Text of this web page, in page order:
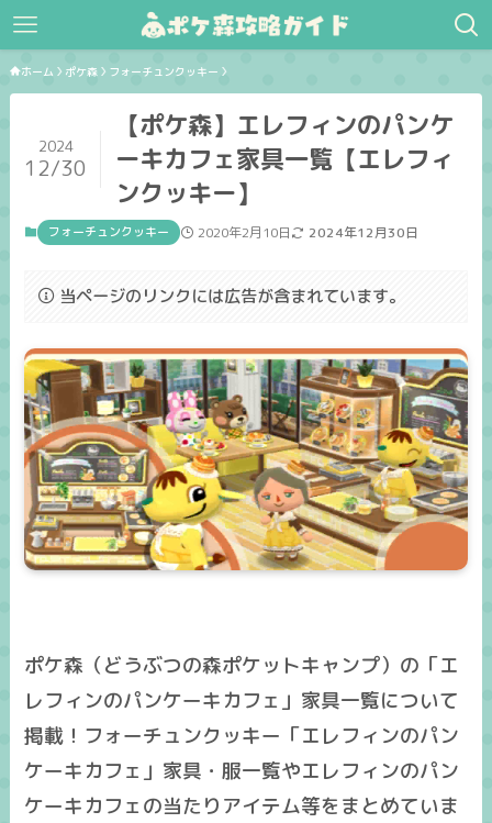
ホーム ポケ森 フォーチュンクッキー
【ポケ森】エレフィンのパンケ
ーキカフェ家具一覧【エレフィ
ンクッキー】
2024
12/30
フォーチュンクッキー 2020年2月10日 2024年12月30日
当ページのリンクには広告が含まれています。
ポケ森（どうぶつの森ポケットキャンプ）の「エ
レフィンのパンケーキカフェ」家具一覧について
掲載！フォーチュンクッキー「エレフィンのパン
ケーキカフェ」家具・服一覧やエレフィンのパン
ケーキカフェの当たりアイテム等をまとめていま